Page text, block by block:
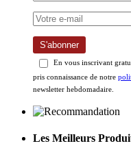
S'abonner
En vous inscrivant
pris connaissance de notre
newsletter hebdomadaire.
Les Meilleurs